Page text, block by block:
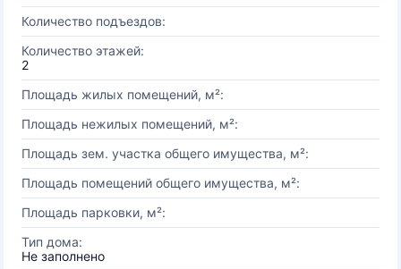
Количество подъездов:
Количество этажей:
2
Площадь жилых помещений, м²:
Площадь нежилых помещений, м²:
Площадь зем. участка общего имущества, м²:
Площадь помещений общего имущества, м²:
Площадь парковки, м²:
Тип дома:
Не заполнено